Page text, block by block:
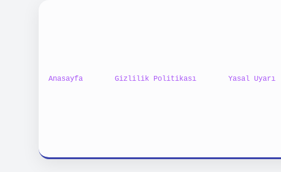
Anasayfa Gizlilik Politikası Yasal Uyarı